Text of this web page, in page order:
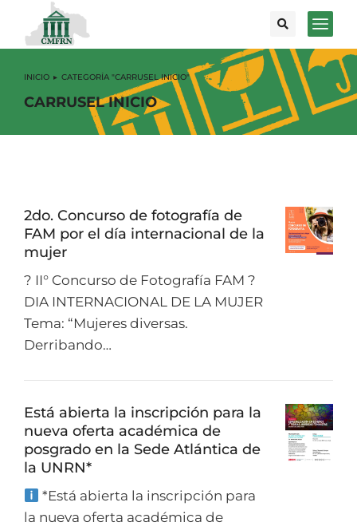
Estás aquí:
INICIO CATEGORÍA "CARRUSEL INICIO"
CARRUSEL INICIO
2do. Concurso de fotografía de
FAM por el día internacional de la
mujer
? II° Concurso de Fotografía FAM ?
DIA INTERNACIONAL DE LA MUJER
Tema: “Mujeres diversas.
Derribando…
Está abierta la inscripción para la
nueva oferta académica de
posgrado en la Sede Atlántica de
la UNRN*
*Está abierta la inscripción para
la nueva oferta académica de